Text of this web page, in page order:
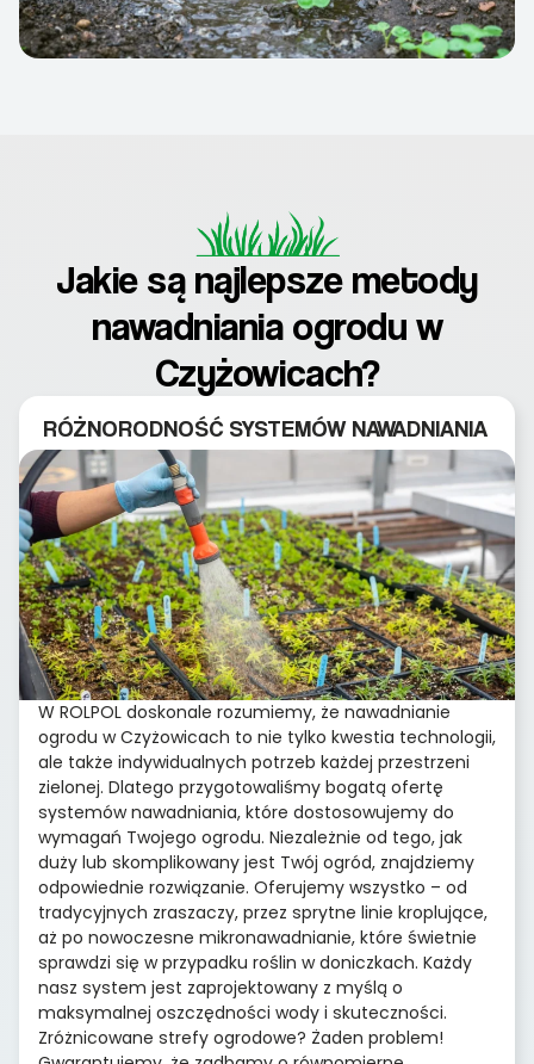
Jakie są najlepsze metody
nawadniania ogrodu w
Czyżowicach?
RÓŻNORODNOŚĆ SYSTEMÓW NAWADNIANIA
W ROLPOL doskonale rozumiemy, że nawadnianie
ogrodu w Czyżowicach to nie tylko kwestia technologii,
ale także indywidualnych potrzeb każdej przestrzeni
zielonej. Dlatego przygotowaliśmy bogatą ofertę
systemów nawadniania, które dostosowujemy do
wymagań Twojego ogrodu. Niezależnie od tego, jak
duży lub skomplikowany jest Twój ogród, znajdziemy
odpowiednie rozwiązanie. Oferujemy wszystko – od
tradycyjnych zraszaczy, przez sprytne linie kroplujące,
aż po nowoczesne mikronawadnianie, które świetnie
sprawdzi się w przypadku roślin w doniczkach. Każdy
nasz system jest zaprojektowany z myślą o
maksymalnej oszczędności wody i skuteczności.
Zróżnicowane strefy ogrodowe? Żaden problem!